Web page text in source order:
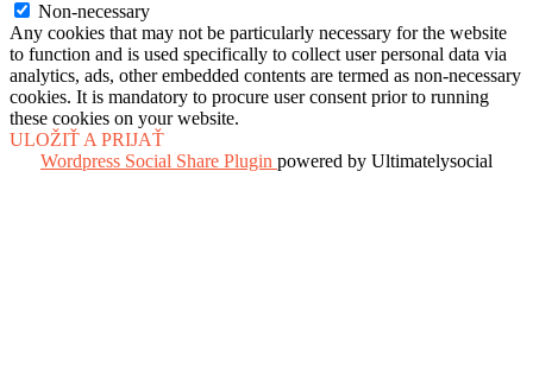
Non-necessary
Any cookies that may not be particularly necessary for the website
to function and is used specifically to collect user personal data via
analytics, ads, other embedded contents are termed as non-necessary
cookies. It is mandatory to procure user consent prior to running
these cookies on your website.
ULOŽIŤ A PRIJAŤ
Wordpress Social Share Plugin powered by Ultimatelysocial